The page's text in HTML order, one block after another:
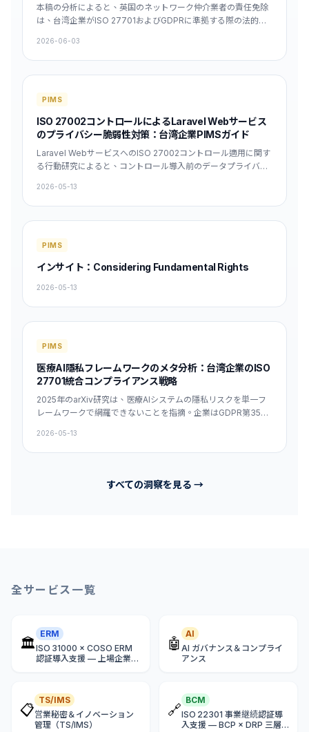
Translate "積穗科研股份有限公司" to "積穗科研株式会社" (Not
applicable in this source). * Limit: Pure text paragraph,
Chinese):** 本篇分析指出，資料外洩後使用者使用率下降約
25%，隱私設定調整提升40%。研究結果提醒臺灣企業在 ISO
and Translate Key Concepts (Terminology Check):** * 本
の分析では * 資料外洩後 (After data leakage): データ漏洩後 *
使用者使用率下降約25% (User usage rate drops by about
25%): 利用率が約25%低下する * 隱私設定調整提升40%
(Privacy setting adjustment increases by 40%): プライバシ
results remind/advise): 研究結果は、〜を促している / 〜を警
Act): ISO 27701、GDPR、および個人情報保護法（《個資
behavior changes in DPIA): DPIAに利用者の行動変化を組み
のリスクを低減するため 3. **Synthesize and Draft the
Japanese Translation (Focusing on natural flow and
本稿の分析によると、英国のネットワーク仲介業者の責任免除
は、台湾企業がISO 27701およびGDPRに準拠する際の法的リ
供します。
2026-06-03
PIMS
ISO 27002コントロールによるLaravel Webサービス
のプライバシー脆弱性対策：台湾企業PIMSガイド
Laravel WebサービスへのISO 27002コントロール適用に関す
る行動研究によると、コントロール導入前のデータプライバシ
性が最も集中していた。ISO 27002とISO 27701コントロール
適用後、リスクウェイトは有意に低下した。台湾企業は7〜12
ヶ月以内にPIMSを構築し、台湾個人資料保護法第18条とGDPR
2026-05-13
PIMS
インサイト：Considering Fundamental Rights
2026-05-13
PIMS
医療AI隱私フレームワークのメタ分析：台湾企業のISO
27701統合コンプライアンス戦略
2025年のarXiv研究は、医療AIシステムの隱私リスクを単一フ
レームワークで網羅できないことを指摘。企業はGDPR第35条
設計段階からプライバシー保護を組み込む必要がある。台湾企
業はGDPRと個人情報保護法の双方に対応した継続的なPIMSを
2026-05-13
すべての洞察を見る →
全サービス一覧
🏛
ERM
ISO 31000 × COSO ERM
認証導入支援 — 上場企業リ
🤖
AI
AI ガバナンス＆コンプライ
アンス
📋
TS/IMS
営業秘密＆イノベーション
管理（TS/IMS）
🔗
BCM
ISO 22301 事業継続認証導
入支援 — BCP × DRP 三層